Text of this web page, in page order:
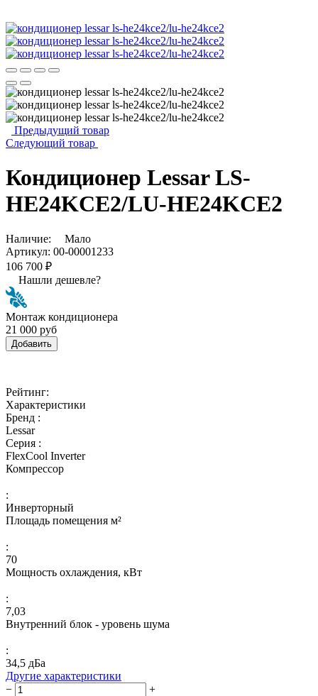
Предыдущий товар
Следующий товар
Кондиционер Lessar LS-
HE24KCE2/LU-HE24KCE2
Наличие:
Мало
Артикул: 00-00001233
106 700 ₽
Нашли дешевле?
Монтаж кондиционера
21 000 руб
Добавить
Рейтинг:
Характеристики
Бренд :
Lessar
Серия :
FlexCool Inverter
Компрессор
:
Инверторный
Площадь помещения м²
:
70
Мощность охлаждения, кВт
:
7,03
Внутренний блок - уровень шума
:
34,5 дБа
Другие характеристики
−
+